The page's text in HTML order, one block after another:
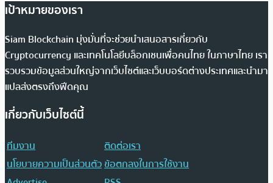
เป้าหมายของเรา
Siam Blockchain มุ่งมั่นที่จะช่วยนำเสนอสารเกี่ยวกับ
Cryptocurrency และเทคโนโลยีบล็อกเชนเพื่อคนไทย ในภาษาไทย เรา
รวบรวมข้อมูลส่วนใหญ่จากเว็บไซต์และเว็บบอร์ดต่างประเทศและนำมา
แปลส่งตรงถึงฟีดคุณ
เกี่ยวกับเว็บไซต์นี้
ทีมงาน
ติดต่อเรา
นโยบายความเป็นส่วนตัวข้อตกลงในการใช้งาน